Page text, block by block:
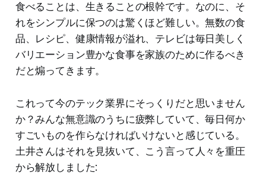
食べることは、生きることの根幹です。なのに、そ
れをシンプルに保つのは驚くほど難しい。無数の食
品、レシピ、健康情報が溢れ、テレビは毎日美しく
バリエーション豊かな食事を家族のために作るべき
だと煽ってきます。
これって今のテック業界にそっくりだと思いません
か？みんな無意識のうちに疲弊していて、毎日何か
すごいものを作らなければいけないと感じている。
土井さんはそれを見抜いて、こう言って人々を重圧
から解放しました: